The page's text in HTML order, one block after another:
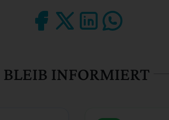
BLEIB INFORMIERT